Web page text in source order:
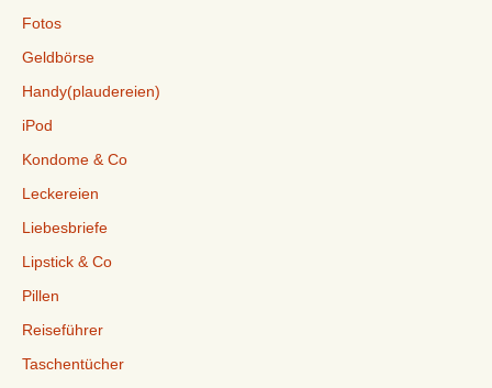
Fotos
Geldbörse
Handy(plaudereien)
iPod
Kondome & Co
Leckereien
Liebesbriefe
Lipstick & Co
Pillen
Reiseführer
Taschentücher